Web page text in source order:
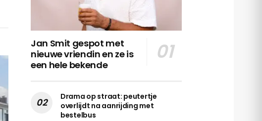
Jan Smit gespot met
nieuwe vriendin en ze is
een hele bekende
Drama op straat: peutertje
overlijdt na aanrijding met
bestelbus